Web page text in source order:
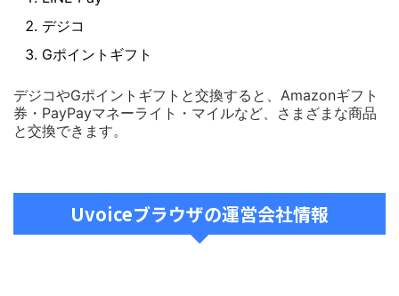
デジコ
Gポイントギフト
デジコやGポイントギフトと交換すると、Amazonギフト
券・PayPayマネーライト・マイルなど、さまざまな商品
と交換できます。
Uvoiceブラウザの運営会社情報